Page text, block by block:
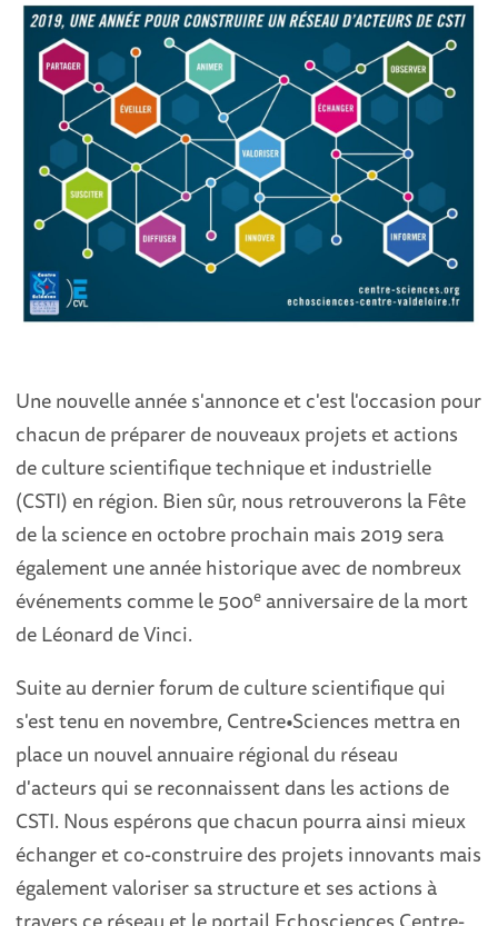
Une nouvelle année s'annonce et c'est l'occasion pour
chacun de préparer de nouveaux projets et actions
de culture scientifique technique et industrielle
(CSTI) en région. Bien sûr, nous retrouverons la Fête
de la science en octobre prochain mais 2019 sera
également une année historique avec de nombreux
événements comme le 500eanniversaire de la mort
de Léonard de Vinci.
Suite au dernier forum de culture scientifique qui
s'est tenu en novembre, Centre•Sciences mettra en
place un nouvel annuaire régional du réseau
d'acteurs qui se reconnaissent dans les actions de
CSTI. Nous espérons que chacun pourra ainsi mieux
échanger et co-construire des projets innovants mais
également valoriser sa structure et ses actions à